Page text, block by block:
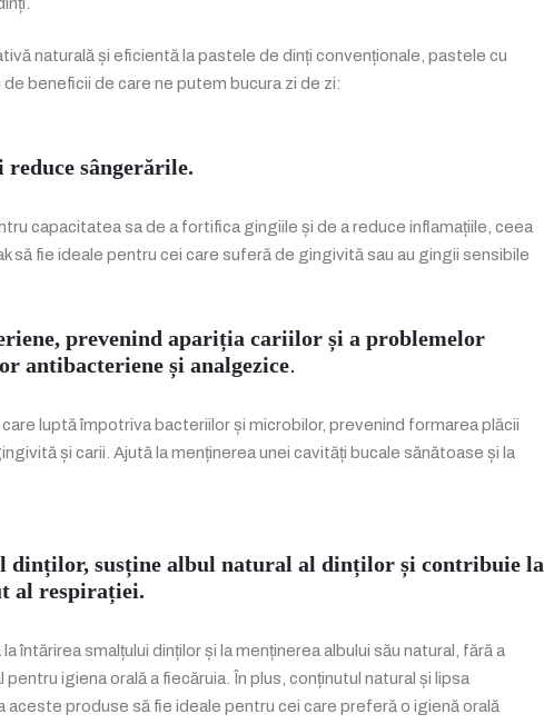
naturală și eficientă la pastele de dinți convenționale, pastele cu
beneficii de care ne putem bucura zi de zi:
sângerările.
capacitatea sa de a fortifica gingiile și de a reduce inflamațiile, ceea
să fie ideale pentru cei care suferă de gingivită sau au gingii sensibile
prevenind apariția cariilor și a problemelor
antibacteriene și analgezice.
luptă împotriva bacteriilor și microbilor, prevenind formarea plăcii
și carii. Ajută la menținerea unei cavități bucale sănătoase și la
dinților, susține albul natural al dinților și contribuie la
al respirației.
întărirea smalțului dinților și la menținerea albului său natural, fără a
igiena orală a fiecăruia. În plus, conținutul natural și lipsa
produse să fie ideale pentru cei care preferă o igienă orală